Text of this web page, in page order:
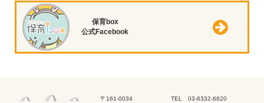
保育box
公式Facebook
〒161-0034
TEL 03-6332-6620